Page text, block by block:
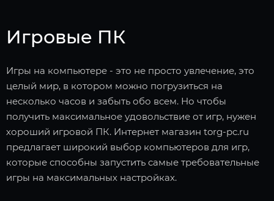
Игровые ПК
Игры на компьютере - это не просто увлечение, это
целый мир, в котором можно погрузиться на
несколько часов и забыть обо всем. Но чтобы
получить максимальное удовольствие от игр, нужен
хороший игровой ПК. Интернет магазин torg-pc.ru
предлагает широкий выбор компьютеров для игр,
которые способны запустить самые требовательные
игры на максимальных настройках.